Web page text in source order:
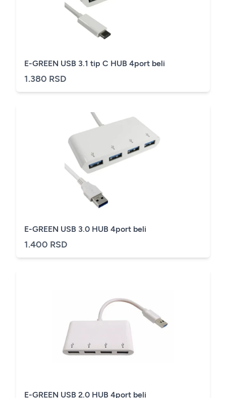
E-GREEN USB 3.1 tip C HUB 4port beli
1.380 RSD
E-GREEN USB 3.0 HUB 4port beli
1.400 RSD
E-GREEN USB 2.0 HUB 4port beli